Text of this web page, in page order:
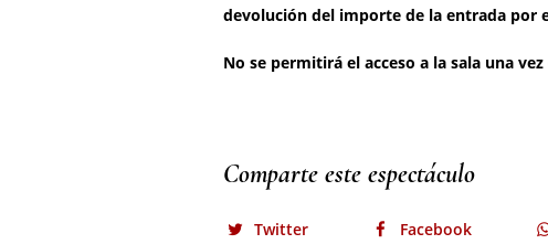
Comparte este espectáculo
Twitter Facebook